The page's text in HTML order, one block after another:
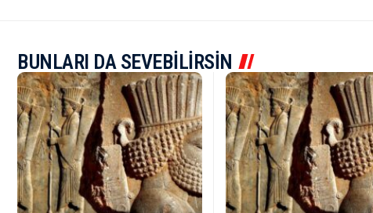
BUNLARI DA SEVEBİLİRSİN